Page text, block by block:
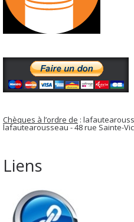
Chèques à l’ordre de :
lafautearousseau - 48 rue Sainte-
Liens